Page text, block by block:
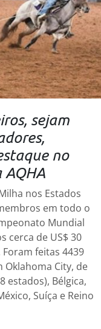
sejam
no
nos Estados
em todo o
Mundial
cerca de US$ 30
feitas 4439
Oklahoma City, de
estados), Bélgica,
Suíça e Reino